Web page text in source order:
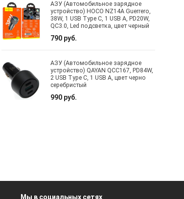
АЗУ (Автомобильное зарядное
устройство) HOCO NZ14A Guerrero,
38W, 1 USB Type C, 1 USB A, PD20W,
QC3.0, Led подсветка, цвет черный
790 руб.
АЗУ (Автомобильное зарядное
устройство) QAYAN QCC167, PD84W,
2 USB Type C, 1 USB A, цвет черно
серебристый
990 руб.
Мы в социальных сетях